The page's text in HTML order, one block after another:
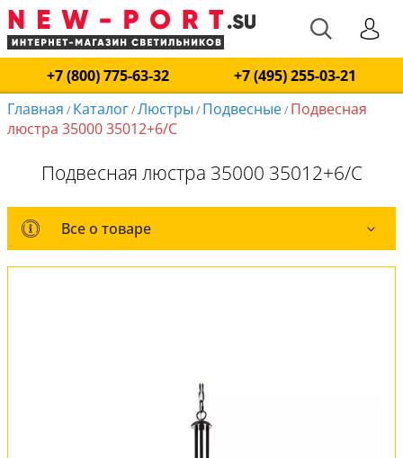
+7 (800) 775-63-32
+7 (495) 255-03-21
Главная / Каталог/Люстры / Подвесные/ Подвесная
люстра 35000 35012+6/С
Подвесная люстра 35000 35012+6/С
Все о товаре
Все о товаре